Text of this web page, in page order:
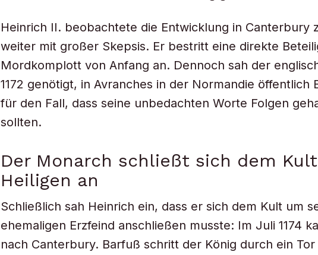
Heinrich II. beobachtete die Entwicklung in Canterbury
weiter mit großer Skepsis. Er bestritt eine direkte
Mordkomplott von Anfang an. Dennoch sah der
1172 genötigt, in Avranches in der Normandie öffentlich
für den Fall, dass seine unbedachten Worte Folgen
sollten.
Der Monarch schließt sich dem
Heiligen an
Schließlich sah Heinrich ein, dass er sich dem Kult um
ehemaligen Erzfeind anschließen musste: Im Juli 1174
nach Canterbury. Barfuß schritt der König durch ein